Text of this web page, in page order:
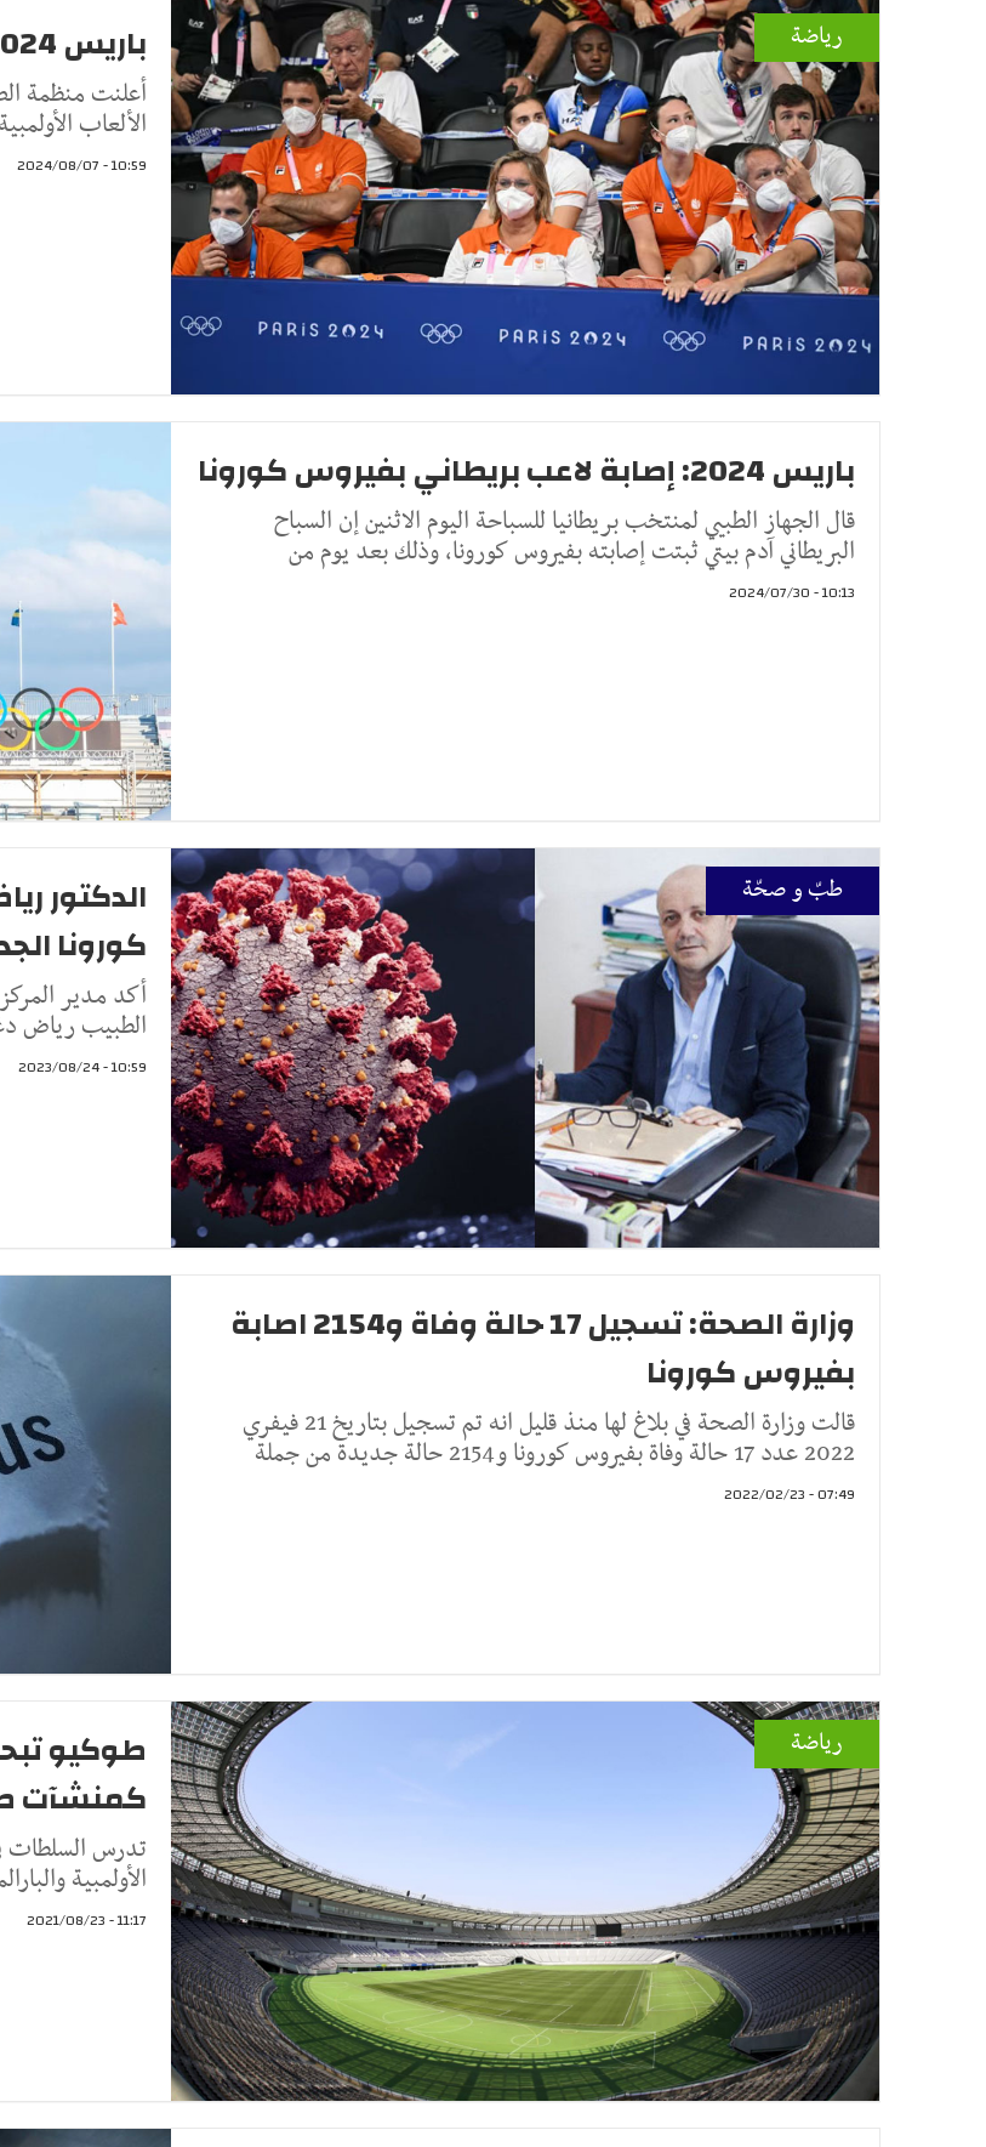
رياضة باريس 2024: إصابة 40 رياضيا بفيروس كورونا
الألعاب
10:59 - 2024/08/07
باريس 2024: إصابة لاعب بريطاني بفيروس كورونا
قال الجهاز الطبيي لمنتخب بريطانيا للسباحة اليوم الاثنين إن السباح
البريطاني آدم بيتي ثبتت إصابته بفيروس كورونا، وذلك بعد يوم من
10:13 - 2024/07/30
طبّ و صحّة
الدكتور
كورونا
أكد مدير
الطبيب رياض
10:59 - 2023/08/24
وزارة الصحة: تسجيل 17 حالة وفاة و2154 اصابة
بفيروس كورونا
قالت وزارة الصحة في بلاغ لها منذ قليل انه تم تسجيل بتاريخ 21 فيفري
2022 عدد 17 حالة وفاة بفيروس كورونا و2154 حالة جديدة من جملة
07:49 - 2022/02/23
رياضة
طوكيو
كمنشآت
تدرس السلطات
الأولمبية
11:17 - 2021/08/23